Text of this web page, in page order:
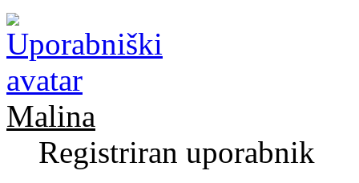
Malina
Registriran uporabnik